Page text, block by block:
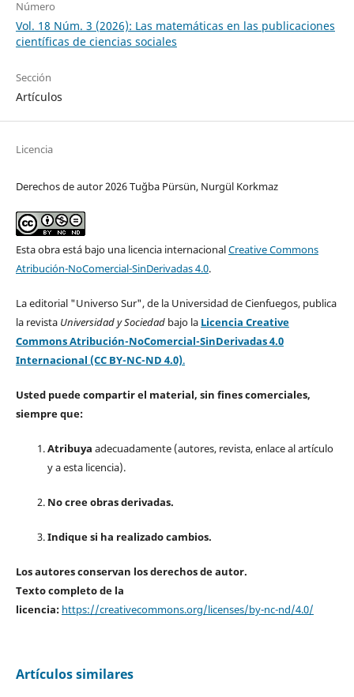
Número
Vol. 18 Núm. 3 (2026): Las matemáticas en las publicaciones
científicas de ciencias sociales
Sección
Artículos
Licencia
Derechos de autor 2026 Tuğba Pürsün, Nurgül Korkmaz
Esta obra está bajo una licencia internacionalCreative Commons
Atribución-NoComercial-SinDerivadas 4.0.
La editorial "Universo Sur", de la Universidad de Cienfuegos, publica
la revista Universidad y Sociedad bajo la Licencia Creative
Commons Atribución-NoComercial-SinDerivadas 4.0
Internacional (CC BY-NC-ND 4.0).
Usted puede compartir el material, sin fines comerciales,
siempre que:
Atribuya adecuadamente (autores, revista, enlace al artículo
y a esta licencia).
No cree obras derivadas.
Indique si ha realizado cambios.
Los autores conservan los derechos de autor.
Texto completo de la
licencia: https://creativecommons.org/licenses/by-nc-nd/4.0/
Artículos similares